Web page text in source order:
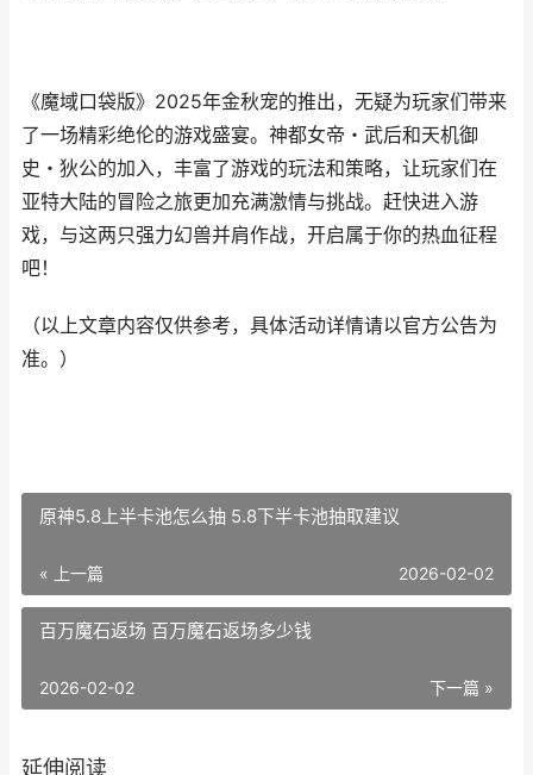
《魔域口袋版》2025年金秋宠的推出，无疑为玩家们带来
了一场精彩绝伦的游戏盛宴。神都女帝・武后和天机御
史・狄公的加入，丰富了游戏的玩法和策略，让玩家们在
亚特大陆的冒险之旅更加充满激情与挑战。赶快进入游
戏，与这两只强力幻兽并肩作战，开启属于你的热血征程
吧！
（以上文章内容仅供参考，具体活动详情请以官方公告为
准。）
原神5.8上半卡池怎么抽 5.8下半卡池抽取建议
« 上一篇 2026-02-02
百万魔石返场 百万魔石返场多少钱
下一篇 »
2026-02-02
延伸阅读